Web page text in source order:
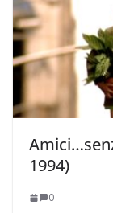
1994)
0